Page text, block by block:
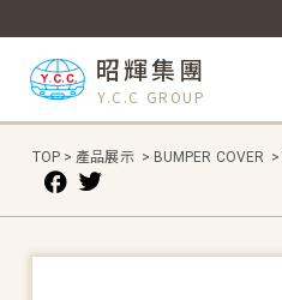
昭輝集團
Y.C.C GROUP
TOP > 產品展示 > BUMPER COVER >